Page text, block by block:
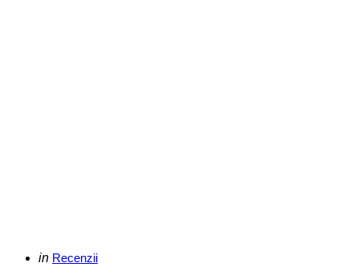
Categories
Posted
in Recenzii